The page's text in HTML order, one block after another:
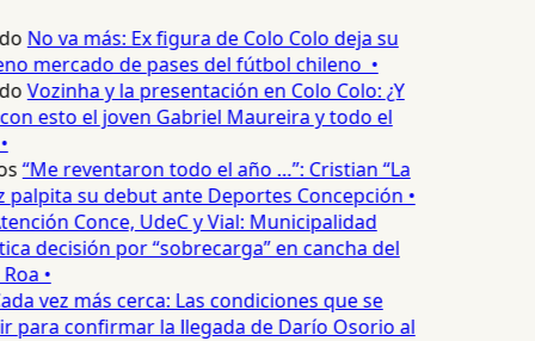
No va más: Ex figura de Colo Colo deja su
mercado de pases del fútbol chileno •
Vozinha y la presentación en Colo Colo: ¿Y
esto el joven Gabriel Maureira y todo el
“Me reventaron todo el año …”: Cristian “La
palpita su debut ante Deportes Concepción •
Conce, UdeC y Vial: Municipalidad
decisión por “sobrecarga” en cancha del
•
vez más cerca: Las condiciones que se
para confirmar la llegada de Darío Osorio al